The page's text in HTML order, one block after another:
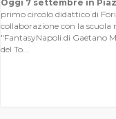
Oggi 7 settembre in
primo circolo didattico di
collaborazione con la scuola
"FantasyNapoli di Gaetano
del To...